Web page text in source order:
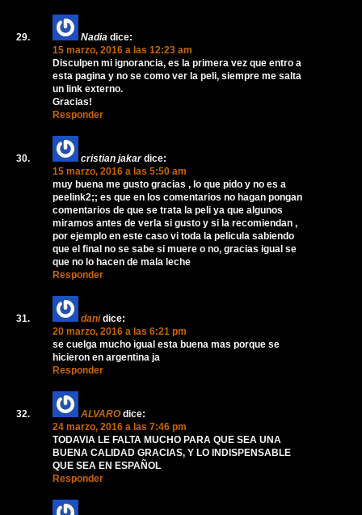
Nadia dice:
15 marzo, 2016 a las 12:23 am
Disculpen mi ignorancia, es la primera vez que entro a
esta pagina y no se como ver la peli, siempre me salta
un link externo.
Gracias!
Responder
cristian jakar dice:
15 marzo, 2016 a las 5:50 am
muy buena me gusto gracias , lo que pido y no es a
peelink2;; es que en los comentarios no hagan pongan
comentarios de que se trata la peli ya que algunos
miramos antes de verla si gusto y si la recomiendan ,
por ejemplo en este caso vi toda la pelicula sabiendo
que el final no se sabe si muere o no, gracias igual se
que no lo hacen de mala leche
Responder
dani dice:
20 marzo, 2016 a las 6:21 pm
se cuelga mucho igual esta buena mas porque se
hicieron en argentina ja
Responder
ALVARO dice:
24 marzo, 2016 a las 7:46 pm
TODAVIA LE FALTA MUCHO PARA QUE SEA UNA
BUENA CALIDAD GRACIAS, Y LO INDISPENSABLE
QUE SEA EN ESPAÑOL
Responder